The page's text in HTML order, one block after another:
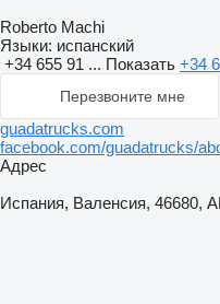
Roberto Machi
Языки: испанский
+34 655 91 ... Показать +34
Перезвоните мне
guadatrucks.com
facebook.com/guadatrucks/
Адрес
Испания, Валенсия, 46680,